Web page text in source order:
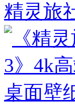
精灵旅